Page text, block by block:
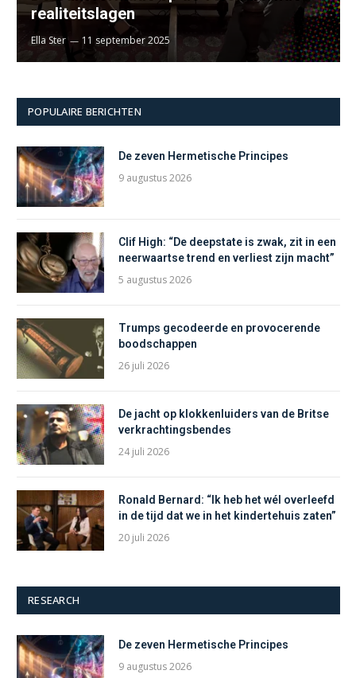
realiteitslagen
Ella Ster 11 september 2025
POPULAIRE BERICHTEN
De zeven Hermetische Principes
9 augustus 2026
Clif High: “De deepstate is zwak, zit in een
neerwaartse trend en verliest zijn macht”
5 augustus 2026
Trumps gecodeerde en provocerende
boodschappen
26 juli 2026
De jacht op klokkenluiders van de Britse
verkrachtingsbendes
24 juli 2026
Ronald Bernard: “Ik heb het wél overleefd
in de tijd dat we in het kindertehuis zaten”
20 juli 2026
RESEARCH
De zeven Hermetische Principes
9 augustus 2026